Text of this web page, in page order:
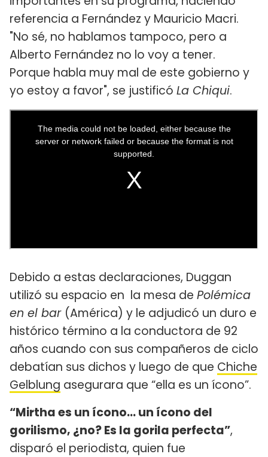
referencia a Fernández y Mauricio Macri.
"No sé, no hablamos tampoco, pero a
Alberto Fernández no lo voy a tener.
Porque habla muy mal de este gobierno y
yo estoy a favor", se justificó La Chiqui.
Debido a estas declaraciones, Duggan
utilizó su espacio en la mesa de Polémica
en el bar (América) y le adjudicó un duro e
histórico término a la conductora de 92
años cuando con sus compañeros de ciclo
debatían sus dichos y luego de que Chiche
Gelblung asegurara que “ella es un ícono”.
“Mirtha es un ícono… un ícono del
gorilismo, ¿no? Es la gorila perfecta”,
disparó el periodista, quien fue